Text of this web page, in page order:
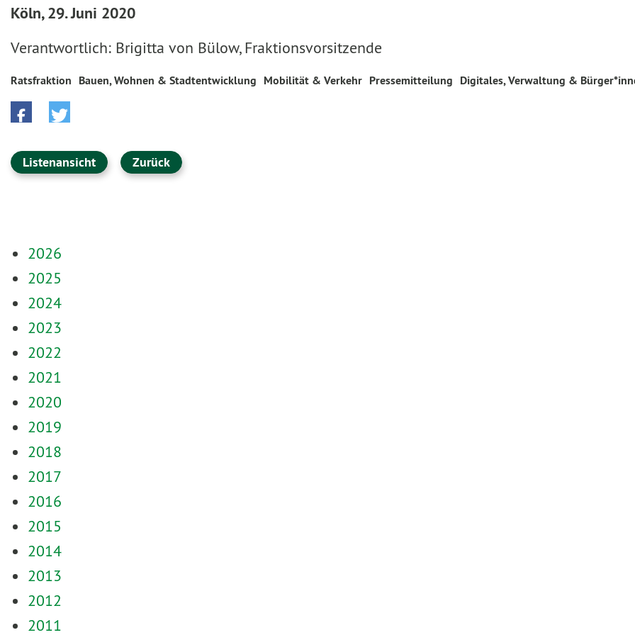
Köln, 29. Juni 2020
Verantwortlich: Brigitta von Bülow, Fraktionsvorsitzende
Ratsfraktion Bauen, Wohnen & Stadtentwicklung Mobilität & Verkehr Pressemitteilung Digitales, Verwaltung &
Listenansicht Zurück
2026
2025
2024
2023
2022
2021
2020
2019
2018
2017
2016
2015
2014
2013
2012
2011